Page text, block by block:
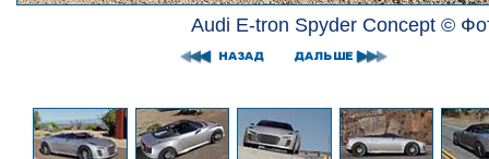
Audi E-tron Spyder Concept ©